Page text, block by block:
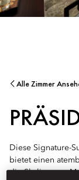
Alle Zimmer
Diese Signature-
bietet einen
die Skyline von